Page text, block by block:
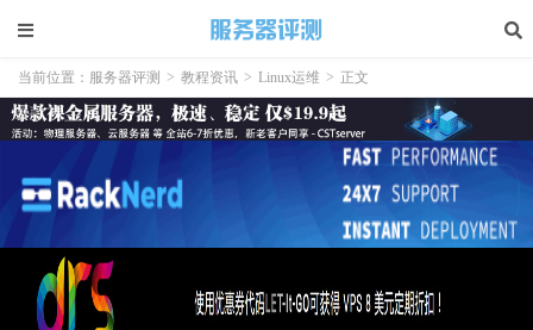
当前位置： 服务器评测 > 教程资讯 > Linux运维 > 正文